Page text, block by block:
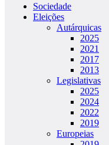
Sociedade
Eleições
Autárquicas
2025
2021
2017
2013
Legislativas
2025
2024
2022
2019
Europeias